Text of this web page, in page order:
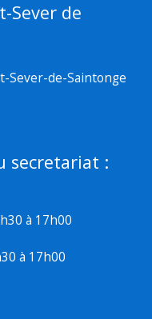
Sever de
Sever-de-Saintonge
secretariat :
à 17h00
à 17h00